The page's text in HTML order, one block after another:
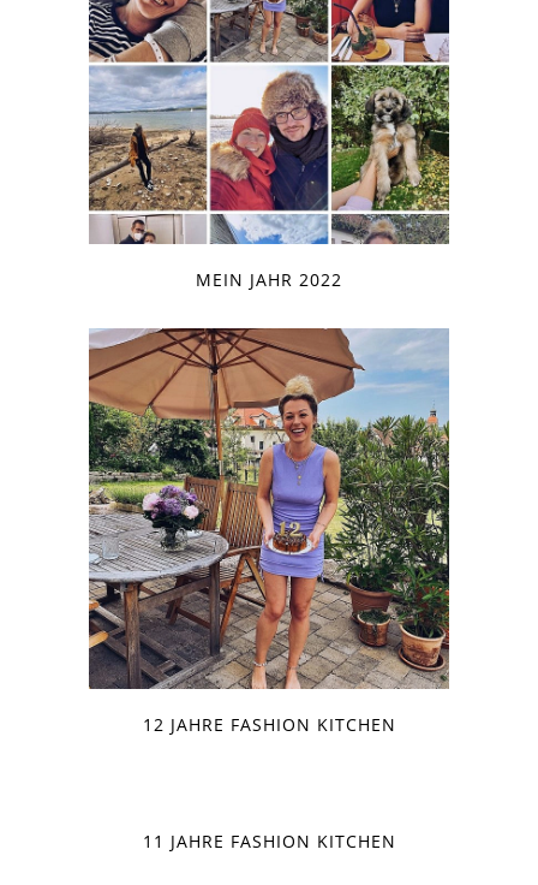
MEIN JAHR 2022
12 JAHRE FASHION KITCHEN
11 JAHRE FASHION KITCHEN